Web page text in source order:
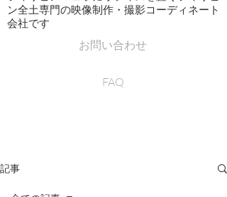
ン全土専門の映像制作・撮影コーディネート
会社です
お問い合わせ
FAQ
記事